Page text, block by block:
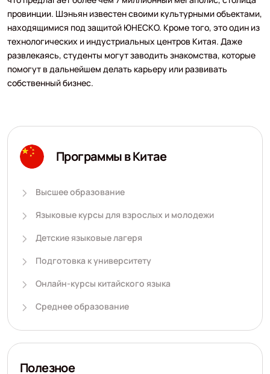
провинции. Шэньян известен своими культурными объектами,
находящимися под защитой ЮНЕСКО. Кроме того, это один из
технологических и индустриальных центров Китая. Даже
развлекаясь, студенты могут заводить знакомства, которые
помогут в дальнейшем делать карьеру или развивать
собственный бизнес.
Программы в Китае
Высшее образование
Языковые курсы для взрослых и молодежи
Детские языковые лагеря
Подготовка к университету
Онлайн-курсы китайского языка
Среднее образование
Полезное